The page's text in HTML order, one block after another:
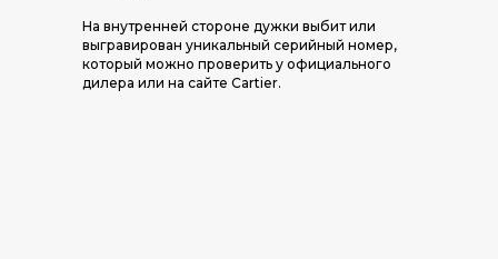
На внутренней стороне дужки выбит или
выгравирован уникальный серийный номер,
который можно проверить у официального
дилера или на сайте Cartier.